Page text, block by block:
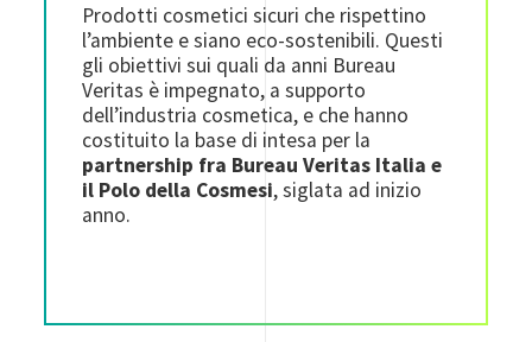
Prodotti cosmetici sicuri che rispettino
l’ambiente e siano eco-sostenibili. Questi
gli obiettivi sui quali da anni Bureau
Veritas è impegnato, a supporto
dell’industria cosmetica, e che hanno
costituito la base di intesa per la
partnership fra Bureau Veritas Italia e
il Polo della Cosmesi, siglata ad inizio
anno.